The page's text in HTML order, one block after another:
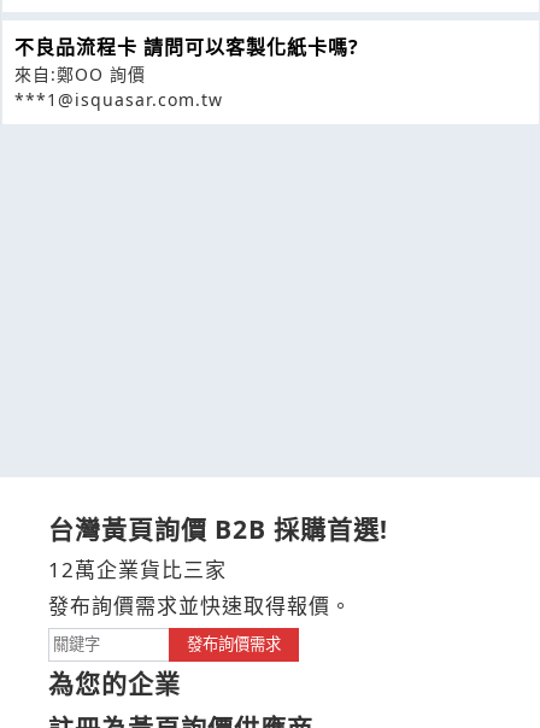
不良品流程卡 請問可以客製化紙卡嗎?
來自:鄭OO 詢價
***1@isquasar.com.tw
台灣黃頁詢價 B2B 採購首選!
12萬企業貨比三家
發布詢價需求並快速取得報價。
發布詢價需求
為您的企業